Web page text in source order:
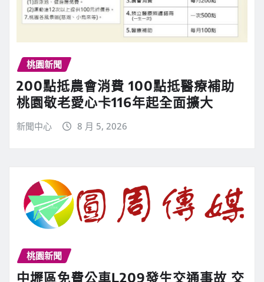
桃園新聞
200點抵農會消費 100點抵醫療補助
桃園敬老愛心卡116年起全面擴大
新聞中心 8 月 5, 2026
桃園新聞
中壢區免費公車L209發生交通事故 交